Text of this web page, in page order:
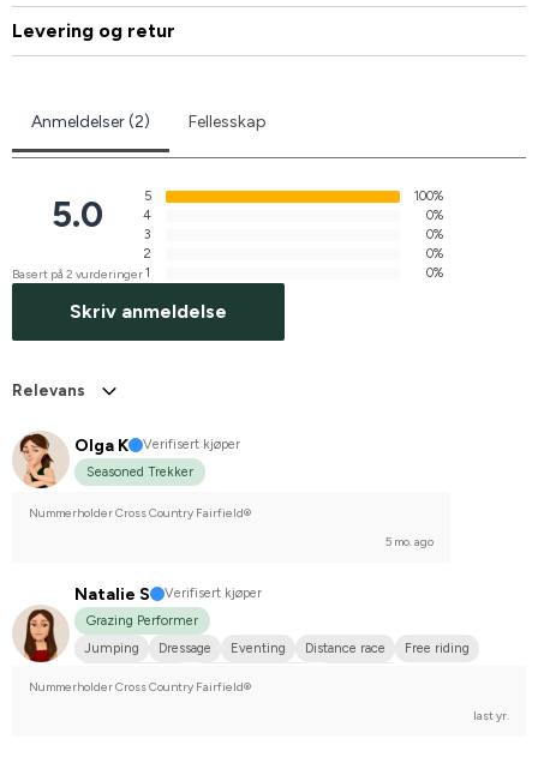
Levering og retur
Anmeldelser (2) Fellesskap
5.0
Basert på 2 vurderinger
5
100%
4
0%
3
0%
2
0%
1
0%
Skriv anmeldelse
Relevans
Olga K
Verifisert kjøper
Seasoned Trekker
Nummerholder Cross Country Fairfield®
5 mo. ago
Natalie S
Verifisert kjøper
Grazing Performer
Jumping
Dressage Eventing Distance race
Free riding
Nummerholder Cross Country Fairfield®
last yr.